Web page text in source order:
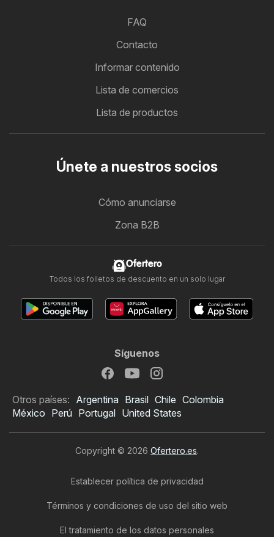
Folleto de Druni
FAQ
Contacto
Informar contenido
Lista de comercios
Lista de productos
Únete a nuestros socios
Cómo anunciarse
Zona B2B
Ofertero
Todos los folletos de descuento en un solo lugar
Síguenos
Otros países: Argentina Brasil Chile Colombia
México Perú Portugal United States
Copyright © 2026 Ofertero.es.
Establecer política de privacidad
Términos y condiciones de uso del sitio web
El tratamiento de los datos personales